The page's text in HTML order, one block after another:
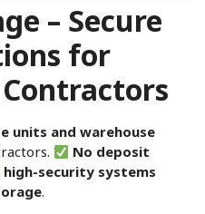
– Secure
for
units and warehouse
No deposit
high-security systems
.